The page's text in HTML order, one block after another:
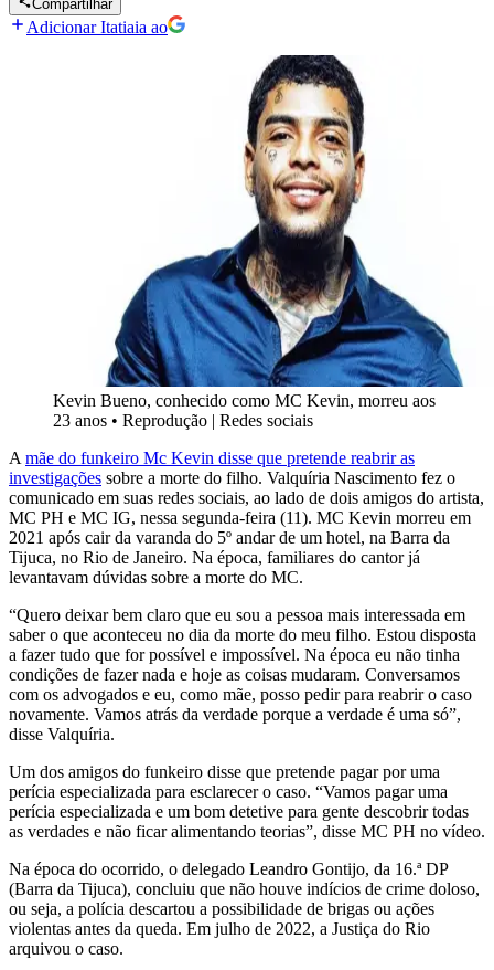
Compartilhar
Adicionar Itatiaia ao
Kevin Bueno, conhecido como MC Kevin, morreu aos
23 anos • Reprodução | Redes sociais
A mãe do funkeiro Mc Kevin disse que pretende reabrir as
investigações sobre a morte do filho. Valquíria Nascimento fez o
comunicado em suas redes sociais, ao lado de dois amigos do artista,
MC PH e MC IG, nessa segunda-feira (11). MC Kevin morreu em
2021 após cair da varanda do 5º andar de um hotel, na Barra da
Tijuca, no Rio de Janeiro. Na época, familiares do cantor já
levantavam dúvidas sobre a morte do MC.
“Quero deixar bem claro que eu sou a pessoa mais interessada em
saber o que aconteceu no dia da morte do meu filho. Estou disposta
a fazer tudo que for possível e impossível. Na época eu não tinha
condições de fazer nada e hoje as coisas mudaram. Conversamos
com os advogados e eu, como mãe, posso pedir para reabrir o caso
novamente. Vamos atrás da verdade porque a verdade é uma só”,
disse Valquíria.
Um dos amigos do funkeiro disse que pretende pagar por uma
perícia especializada para esclarecer o caso. “Vamos pagar uma
perícia especializada e um bom detetive para gente descobrir todas
as verdades e não ficar alimentando teorias”, disse MC PH no vídeo.
Na época do ocorrido, o delegado Leandro Gontijo, da 16.ª DP
(Barra da Tijuca), concluiu que não houve indícios de crime doloso,
ou seja, a polícia descartou a possibilidade de brigas ou ações
violentas antes da queda. Em julho de 2022, a Justiça do Rio
arquivou o caso.